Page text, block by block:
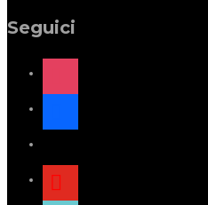
Seguici
instagram
facebook
x
youtube